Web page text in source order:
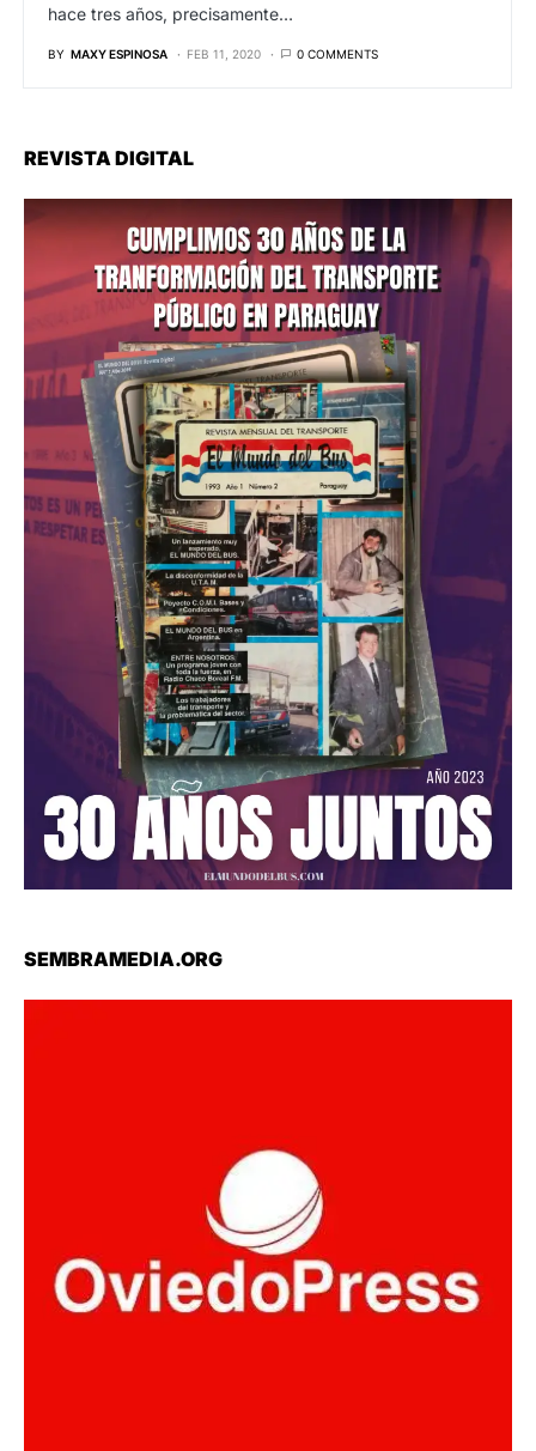
hace tres años, precisamente…
BY MAXY ESPINOSA FEB 11, 2020 0 COMMENTS
REVISTA DIGITAL
SEMBRAMEDIA.ORG